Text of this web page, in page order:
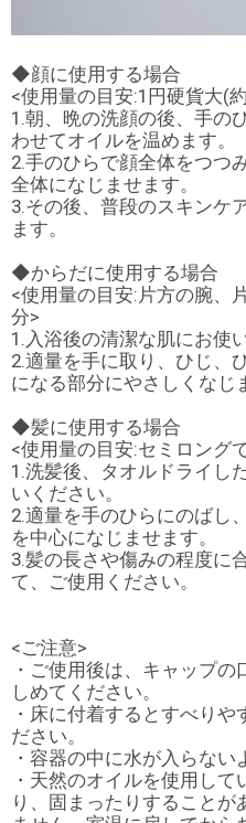
◆顔に使用する場合
<使用量の目安:1円硬貨大(
1.朝、晩の洗顔の後、手の
わせてオイルを温めます。
2.手のひらで顔全体をつつ
全体になじませます。
3.その後、普段のスキンケ
ます。
◆からだに使用する場合
<使用量の目安:片方の腕、
分>
1.入浴後の清潔な肌にお使
2.適量を手に取り、ひじ、
になる部分にやさしくなじ
◆髪に使用する場合
<使用量の目安:セミロング
1.洗髪後、タオルドライし
いください。
2.適量を手のひらにのばし
を中心になじませます。
3.髪の長さや傷みの程度に
て、ご使用ください。
<ご注意>
・ご使用後は、キャップ
しめてください。
・床に付着するとすべりや
ださい。
・容器の中に水が入らない
・天然のオイルを使用し
り、固まったりすることが